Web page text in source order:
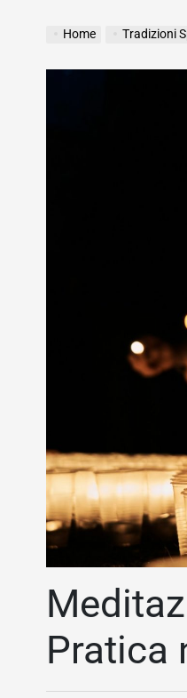
Home Tradizioni
Pratica